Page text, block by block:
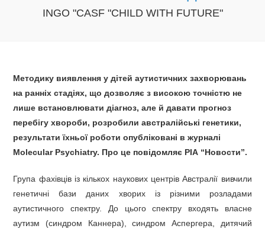
INGO "CASF "CHILD WITH FUTURE"
Методику виявлення у дітей аутистичних захворювань
на ранніх стадіях, що дозволяє з високою точністю не
лише встановлювати діагноз, але й давати прогноз
перебігу хвороби, розробили австралійські генетики,
результати їхньої роботи опубліковані в журналі
Molecular Psychiatry. Про це повідомляє РІА “Новости”.
Група фахівців із кількох наукових центрів Австралії вивчили
генетичні бази даних хворих із різними розладами
аутистичного спектру. До цього спектру входять власне
аутизм (синдром Каннера), синдром Аспергера, дитячий